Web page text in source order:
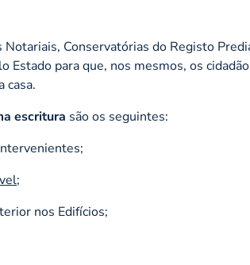
Conservatórias do Registo
Estado para que, nos mesmos, os
casa.
escritura são os seguintes:
;
nos Edifícios;